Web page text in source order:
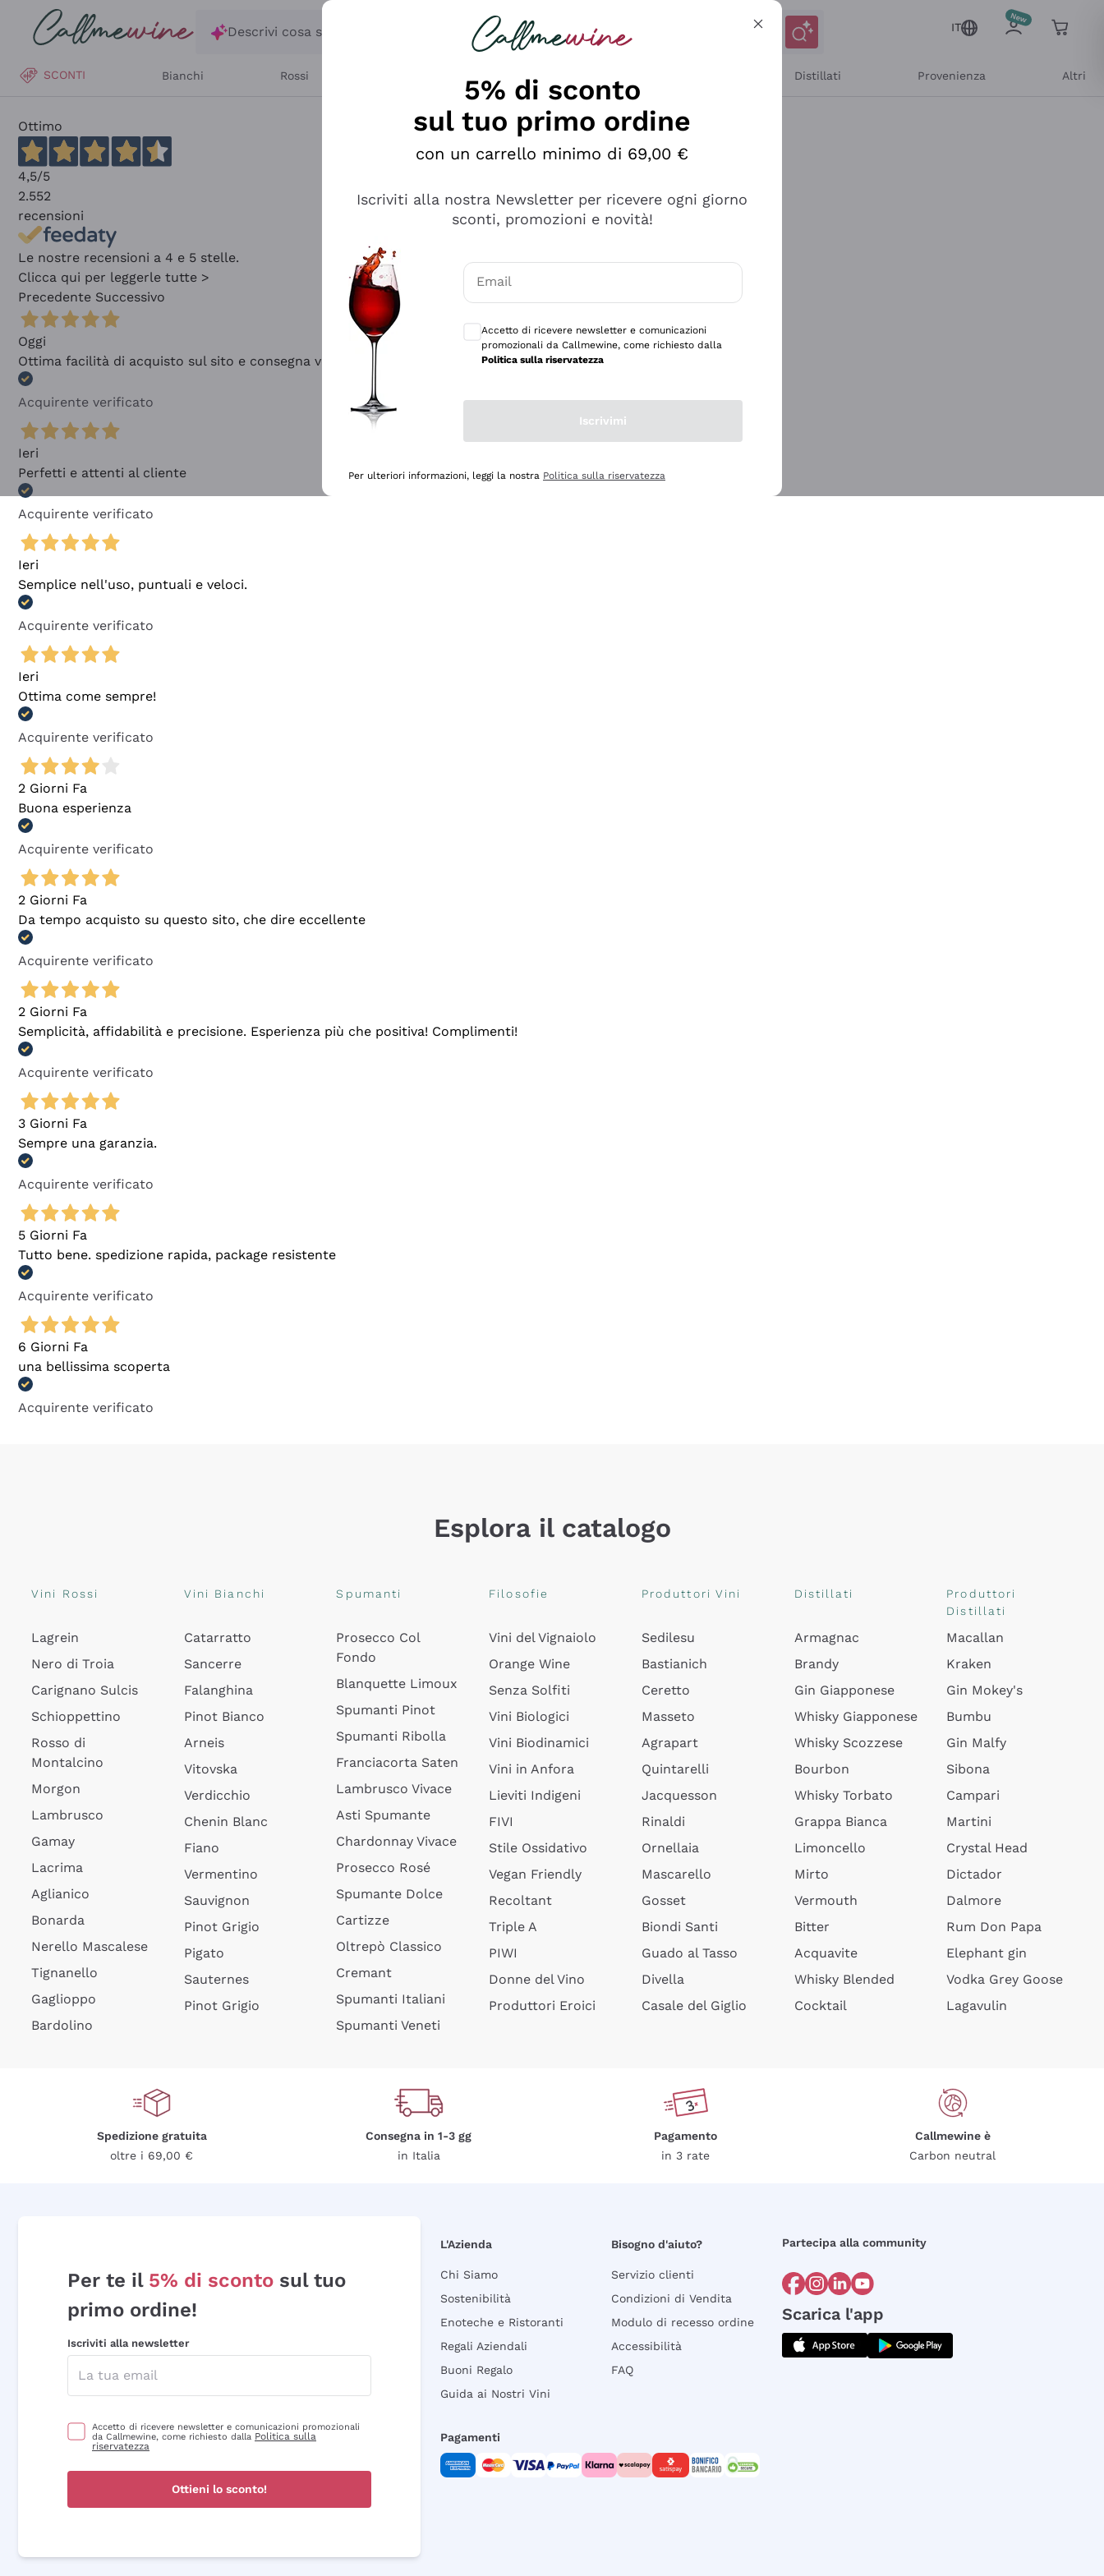
Salta al contenuto principale
Descrivi cosa stai cercando
IT
SCONTI Bianchi Rossi Distillati Provenienza Altri
Ottimo
4,5/5
2.552
recensioni
Le nostre recensioni a 4 e 5 stelle.
Clicca qui per leggerle tutte >
Precedente Successivo
Oggi
Ottima facilità di acquisto sul sito e consegna velocissima
Acquirente verificato
Ieri
Perfetti e attenti al cliente
Acquirente verificato
Ieri
Semplice nell'uso, puntuali e veloci.
Acquirente verificato
Ieri
Ottima come sempre!
Acquirente verificato
2 Giorni Fa
Buona esperienza
Acquirente verificato
2 Giorni Fa
Da tempo acquisto su questo sito, che dire eccellente
Acquirente verificato
2 Giorni Fa
Semplicità, affidabilità e precisione. Esperienza più che positiva! Complimenti!
Acquirente verificato
3 Giorni Fa
Sempre una garanzia.
Acquirente verificato
5 Giorni Fa
Tutto bene. spedizione rapida, package resistente
Acquirente verificato
6 Giorni Fa
una bellissima scoperta
Acquirente verificato
Esplora il catalogo
Vini Rossi
Lagrein
Nero di Troia
Carignano Sulcis
Schioppettino
Rosso di
Montalcino
Morgon
Lambrusco
Gamay
Lacrima
Aglianico
Bonarda
Nerello Mascalese
Tignanello
Gaglioppo
Bardolino
Vini Bianchi
Catarratto
Sancerre
Falanghina
Pinot Bianco
Arneis
Vitovska
Verdicchio
Chenin Blanc
Fiano
Vermentino
Sauvignon
Pinot Grigio
Pigato
Sauternes
Pinot Grigio
Spumanti
Prosecco Col
Fondo
Blanquette Limoux
Spumanti Pinot
Spumanti Ribolla
Franciacorta Saten
Lambrusco Vivace
Asti Spumante
Chardonnay Vivace
Prosecco Rosé
Spumante Dolce
Cartizze
Oltrepò Classico
Cremant
Spumanti Italiani
Spumanti Veneti
Filosofie
Vini del Vignaiolo
Orange Wine
Senza Solfiti
Vini Biologici
Vini Biodinamici
Vini in Anfora
Lieviti Indigeni
FIVI
Stile Ossidativo
Vegan Friendly
Recoltant
Triple A
PIWI
Donne del Vino
Produttori Eroici
Produttori Vini
Sedilesu
Bastianich
Ceretto
Masseto
Agrapart
Quintarelli
Jacquesson
Rinaldi
Ornellaia
Mascarello
Gosset
Biondi Santi
Guado al Tasso
Divella
Casale del Giglio
Distillati
Armagnac
Brandy
Gin Giapponese
Whisky Giapponese
Whisky Scozzese
Bourbon
Whisky Torbato
Grappa Bianca
Limoncello
Mirto
Vermouth
Bitter
Acquavite
Whisky Blended
Cocktail
Produttori
Distillati
Macallan
Kraken
Gin Mokey's
Bumbu
Gin Malfy
Sibona
Campari
Martini
Crystal Head
Dictador
Dalmore
Rum Don Papa
Elephant gin
Vodka Grey Goose
Lagavulin
Spedizione gratuita
oltre i 69,00 €
Consegna in 1-3 gg
in Italia
Pagamento
in 3 rate
Callmewine è
Carbon neutral
Per te il 5% di sconto sul tuo
primo ordine!
Iscriviti alla newsletter
Accetto di ricevere newsletter e comunicazioni promozionali
da Callmewine, come richiesto dalla Politica sulla
riservatezza
Ottieni lo sconto!
L'Azienda
Chi Siamo
Sostenibilità
Enoteche e Ristoranti
Regali Aziendali
Buoni Regalo
Guida ai Nostri Vini
Bisogno d'aiuto?
Servizio clienti
Condizioni di Vendita
Modulo di recesso ordine
Accessibilità
FAQ
Partecipa alla community
Scarica l'app
Pagamenti
5% di sconto
sul tuo primo ordine
con un carrello minimo di 69,00 €
Iscriviti alla nostra Newsletter per ricevere ogni giorno
sconti, promozioni e novità!
Email
Accetto di ricevere newsletter e comunicazioni
promozionali da Callmewine, come richiesto dalla
Politica sulla riservatezza
Iscrivimi
Per ulteriori informazioni, leggi la nostra Politica sulla riservatezza